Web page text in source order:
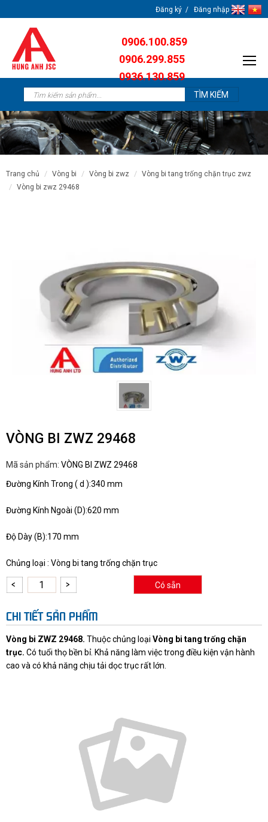
Đăng ký Đăng nhập
0906.100.859
0906.299.855
0936.130.859
trang chủ vòng bi vòng bi zwz
vòng bi tang trống chặn trục zwz
vòng bi zwz 29468
VÒNG BI ZWZ 29468
Mã sản phẩm: VÒNG BI ZWZ 29468
Đường Kính Trong ( d ):340 mm
Đường Kính Ngoài (D):620 mm
Độ Dày (B):170 mm
Chủng loại : Vòng bi tang trống chặn trục
Có sẵn
CHI TIẾT SẢN PHẨM
Vòng bi ZWZ 29468. Thuộc chủng loại Vòng bi tang trống chặn
trục. Có tuổi thọ bền bỉ. Khả năng làm việc trong điều kiện vận hành
cao và có khả năng chịu tải dọc trục rất lớn.